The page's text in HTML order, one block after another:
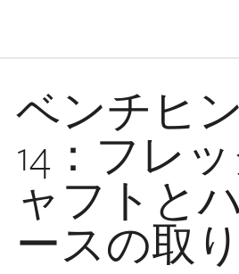
ベンチヒ
14：フレ
ャフトと
ースの取